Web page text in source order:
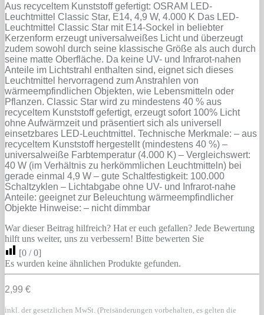
Aus recyceltem Kunststoff gefertigt: OSRAM LED-
Leuchtmittel Classic Star, E14, 4,9 W, 4.000 K Das LED-
Leuchtmittel Classic Star mit E14-Sockel in beliebter
Kerzenform erzeugt universalweißes Licht und überzeugt
zudem sowohl durch seine klassische Größe als auch durch
seine matte Oberfläche. Da keine UV- und Infrarot-nahen
Anteile im Lichtstrahl enthalten sind, eignet sich dieses
Leuchtmittel hervorragend zum Anstrahlen von
wärmeempfindlichen Objekten, wie Lebensmitteln oder
Pflanzen. Classic Star wird zu mindestens 40 % aus
recyceltem Kunststoff gefertigt, erzeugt sofort 100% Licht
ohne Aufwärmzeit und präsentiert sich als universell
einsetzbares LED-Leuchtmittel. Technische Merkmale: – aus
recyceltem Kunststoff hergestellt (mindestens 40 %) –
universalweiße Farbtemperatur (4.000 K) – Vergleichswert:
40 W (im Verhältnis zu herkömmlichen Leuchtmitteln) bei
gerade einmal 4,9 W – gute Schaltfestigkeit: 100.000
Schaltzyklen – Lichtabgabe ohne UV- und Infrarot-nahe
Anteile: geeignet zur Beleuchtung wärmeempfindlicher
Objekte Hinweise: – nicht dimmbar
War dieser Beitrag hilfreich? Hat er euch gefallen? Jede Bewertung
hilft uns weiter, uns zu verbessern! Bitte bewerten Sie
[0 /0]
Es wurden keine ähnlichen Produkte gefunden.
2,99 €
inkl. der gesetzlichen MwSt. (Preisänderungen vorbehalten, es gelten die